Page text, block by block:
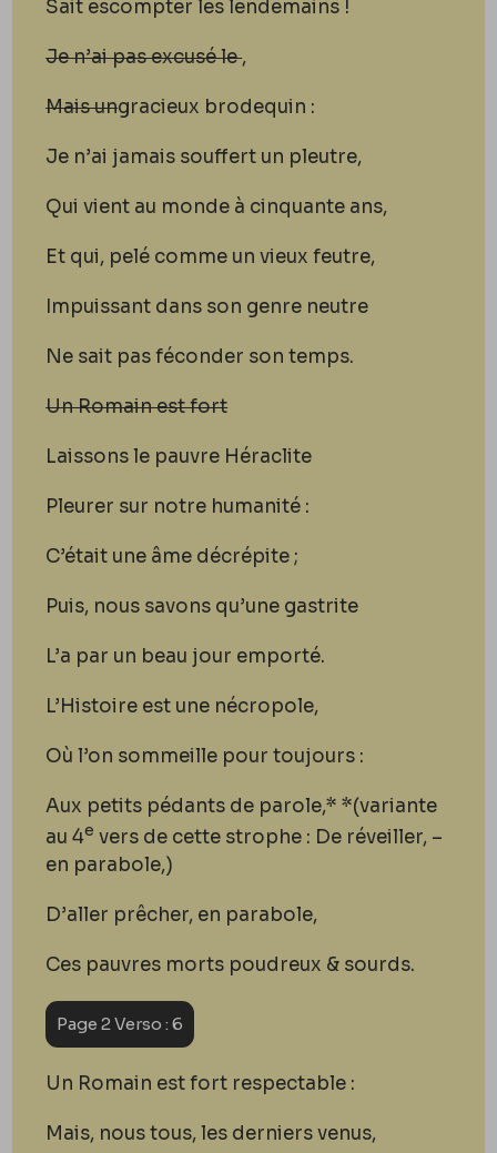
Sait escompter les lendemains !
Je n’ai pas excusé le,
Mais ungracieux brodequin :
Je n’ai jamais souffert un pleutre,
Qui vient au monde à cinquante ans,
Et qui, pelé comme un vieux feutre,
Impuissant dans son genre neutre
Ne sait pas féconder son temps.
Un Romain est fort
Laissons le pauvre Héraclite
Pleurer sur notre humanité :
C’était une âme décrépite ;
Puis, nous savons qu’une gastrite
L’a par un beau jour emporté.
L’Histoire est une nécropole,
Où l’on sommeille pour toujours :
Aux petits pédants de parole,* *(variante
au 4e vers de cette strophe : De réveiller, –
en parabole,)
D’aller prêcher, en parabole,
Ces pauvres morts poudreux & sourds.
Page 2 Verso : 6
Un Romain est fort respectable :
Mais, nous tous, les derniers venus,